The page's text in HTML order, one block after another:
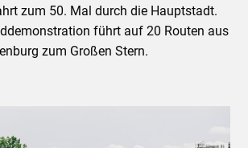
zum 50. Mal durch die Hauptstadt.
führt auf 20 Routen aus
zum Großen Stern.